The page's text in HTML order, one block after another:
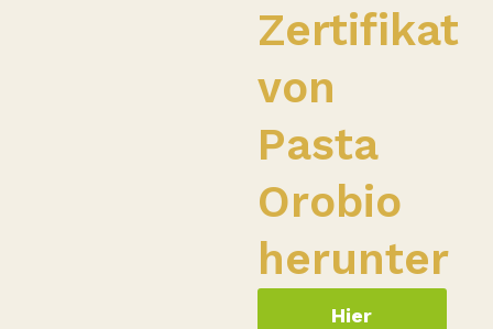
Zertifikat
von
Pasta
Orobio
herunter
Hier